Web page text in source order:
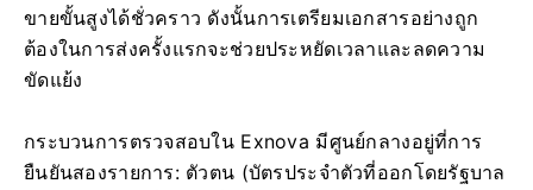
ขายขั้นสูงได้ชั่วคราว ดังนั้นการเตรียมเอกสารอย่างถูก
ต้องในการส่งครั้งแรกจะช่วยประหยัดเวลาและลดความ
ขัดแย้ง
กระบวนการตรวจสอบใน Exnova มีศูนย์กลางอยู่ที่การ
ยืนยันสองรายการ: ตัวตน (บัตรประจำตัวที่ออกโดยรัฐบาล